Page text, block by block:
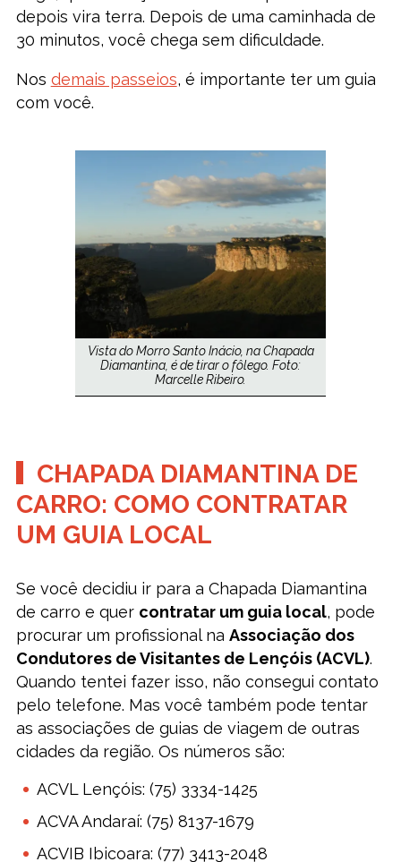
depois vira terra. Depois de uma caminhada de
30 minutos, você chega sem dificuldade.
Nos demais passeios, é importante ter um guia
com você.
Vista do Morro Santo Inácio, na Chapada
Diamantina, é de tirar o fôlego. Foto:
Marcelle Ribeiro.
CHAPADA DIAMANTINA DE
CARRO: COMO CONTRATAR
UM GUIA LOCAL
Se você decidiu ir para a Chapada Diamantina
de carro e quer contratar um guia local, pode
procurar um profissional na Associação dos
Condutores de Visitantes de Lençóis (ACVL).
Quando tentei fazer isso, não consegui contato
pelo telefone. Mas você também pode tentar
as associações de guias de viagem de outras
cidades da região. Os números são:
ACVL Lençóis: (75) 3334-1425
ACVA Andaraí: (75) 8137-1679
ACVIB Ibicoara: (77) 3413-2048